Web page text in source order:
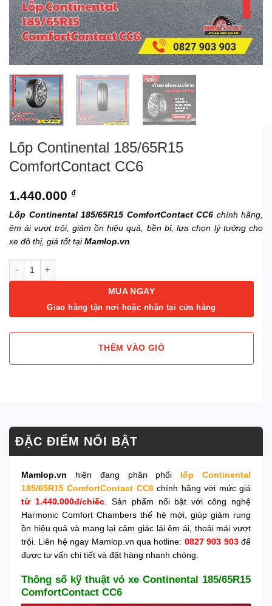
Lốp Continental 185/65R15
ComfortContact CC6
1.440.000 ₫
Lốp Continental 185/65R15 ComfortContact CC6 chính hãng,
êm ái vượt trội, giảm ồn hiệu quả, bền bỉ, lựa chọn lý tưởng cho
xe đô thị, giá tốt tạiMamlop.vn
MUA NGAY
Giao hàng tận nơi hoặc nhận tại cửa hàng
THÊM VÀO GIỎ
ĐẶC ĐIỂM NỔI BẬT
Mamlop.vn hiện đang phân phối
lốp Continental
185/65R15 ComfortContact CC6chính hãng với mức giá
từ 1.440.000đ/chiếc. Sản phẩm nổi bật với công nghệ
Harmonic Comfort Chambers thế hệ mới, giúp giảm rung
ồn hiệu quả và mang lại cảm giác lái êm ái, thoải mái vượt
trội. Liên hệ ngay Mamlop.vn qua hotline: 0827 903 903để
được tư vấn chi tiết và đặt hàng nhanh chóng.
Thông số kỹ thuật vỏ xe Continental 185/65R15
ComfortContact CC6